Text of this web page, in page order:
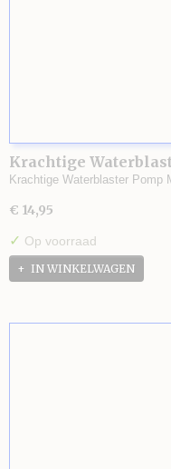
Krachtige
Krachtige Waterblaster
€ 14,95
✓ Op voorraad
IN WINKELWAGEN